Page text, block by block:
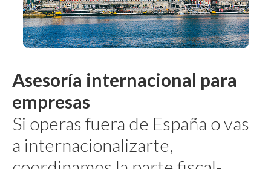
Asesoría internacional para
empresas
Si operas fuera de España o vas
a internacionalizarte,